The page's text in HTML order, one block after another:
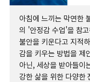
아침에 느끼는 막연한
의 '안정감 수업'을 참
불안을 키운다고 지적
감을 키우는 방법을 제
아닌, 세상을 받아들이
강한 삶을 위한 다양한